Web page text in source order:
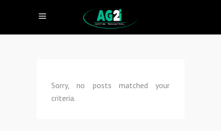
Sorry, no posts matched your
criteria.